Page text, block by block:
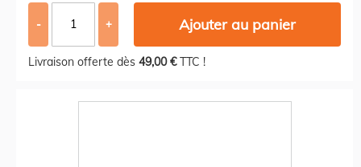
- + Ajouter au panier
Livraison offerte dès 49,00 €TTC !